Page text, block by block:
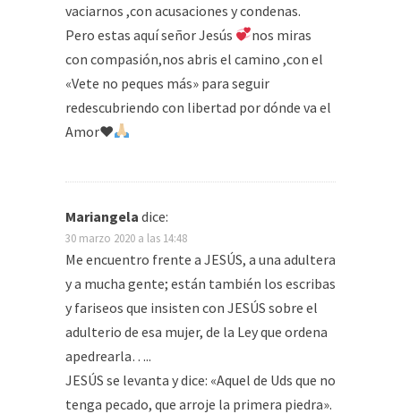
vaciarnos ,con acusaciones y condenas.
Pero estas aquí señor Jesús
nos miras
con compasión,nos abris el camino ,con el
«Vete no peques más» para seguir
redescubriendo con libertad por dónde va el
Amor♥️
Mariangela dice:
30 marzo 2020 a las 14:48
Me encuentro frente a JESÚS, a una adultera
y a mucha gente; están también los escribas
y fariseos que insisten con JESÚS sobre el
adulterio de esa mujer, de la Ley que ordena
apedrearla…..
JESÚS se levanta y dice: «Aquel de Uds que no
tenga pecado, que arroje la primera piedra».